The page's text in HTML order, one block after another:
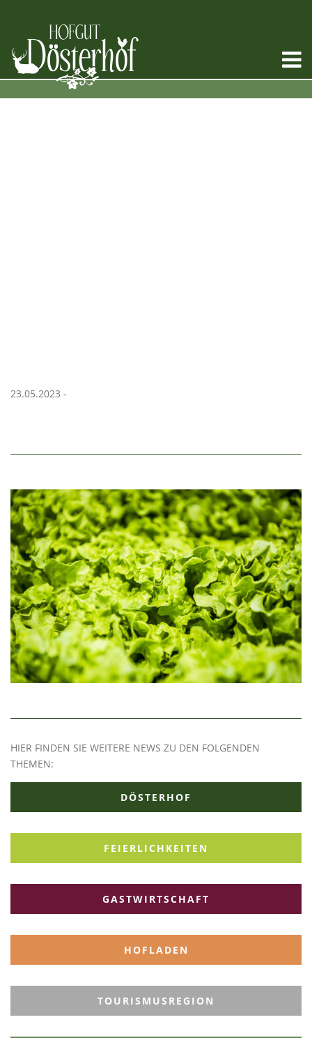
23.05.2023 -
HIER FINDEN SIE WEITERE NEWS ZU DEN FOLGENDEN
THEMEN:
DÖSTERHOF
FEIERLICHKEITEN
GASTWIRTSCHAFT
HOFLADEN
TOURISMUSREGION